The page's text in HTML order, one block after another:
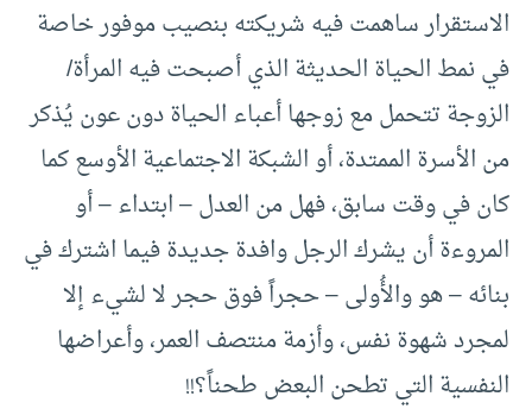
الاستقرار ساهمت فيه شريكته بنصيب موفور خاصة
في نمط الحياة الحديثة الذي أصبحت فيه المرأة/
الزوجة تتحمل مع زوجها أعباء الحياة دون عون يُذكر
من الأسرة الممتدة، أو الشبكة الاجتماعية الأوسع كما
كان في وقت سابق، فهل من العدل – ابتداء – أو
المروءة أن يشرك الرجل وافدة جديدة فيما اشترك في
بنائه – هو والأُولى – حجراً فوق حجر لا لشيء إلا
لمجرد شهوة نفس، وأزمة منتصف العمر، وأعراضها
النفسية التي تطحن البعض طحناً؟!!